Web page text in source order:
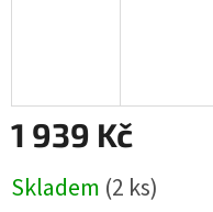
1 939 Kč
cena:
Skladem (2 ks)